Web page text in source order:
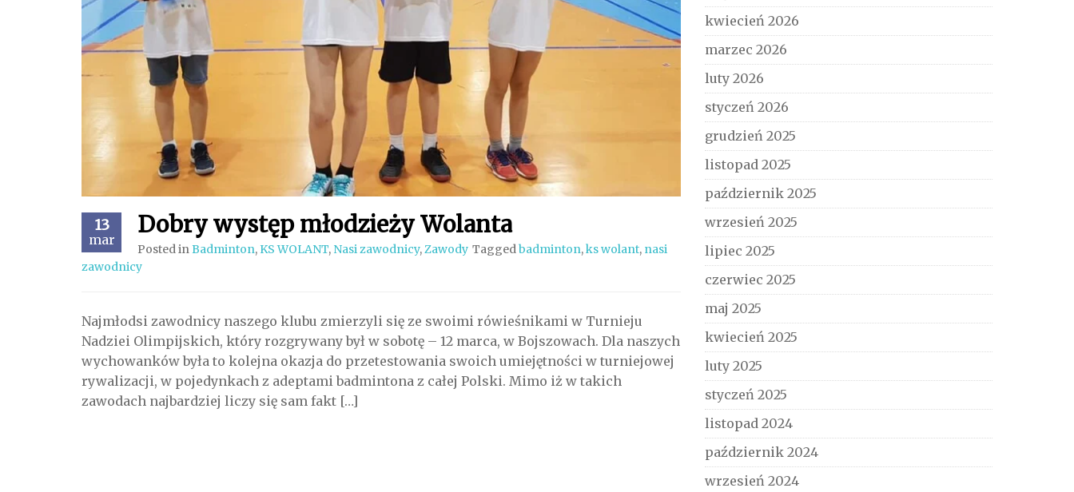
13
mar
Dobry występ młodzieży Wolanta
Posted inBadminton, KS WOLANT, Nasi zawodnicy,Zawody Taggedbadminton,ks wolant, nasi
zawodnicy
Najmłodsi zawodnicy naszego klubu zmierzyli się ze swoimi rówieśnikami w Turnieju
Nadziei Olimpijskich, który rozgrywany był w sobotę – 12 marca, w Bojszowach. Dla naszych
wychowanków była to kolejna okazja do przetestowania swoich umiejętności w turniejowej
rywalizacji, w pojedynkach z adeptami badmintona z całej Polski. Mimo iż w takich
zawodach najbardziej liczy się sam fakt […]
kwiecień 2026
marzec 2026
luty 2026
styczeń 2026
grudzień 2025
listopad 2025
październik 2025
wrzesień 2025
lipiec 2025
czerwiec 2025
maj 2025
kwiecień 2025
luty 2025
styczeń 2025
listopad 2024
październik 2024
wrzesień 2024